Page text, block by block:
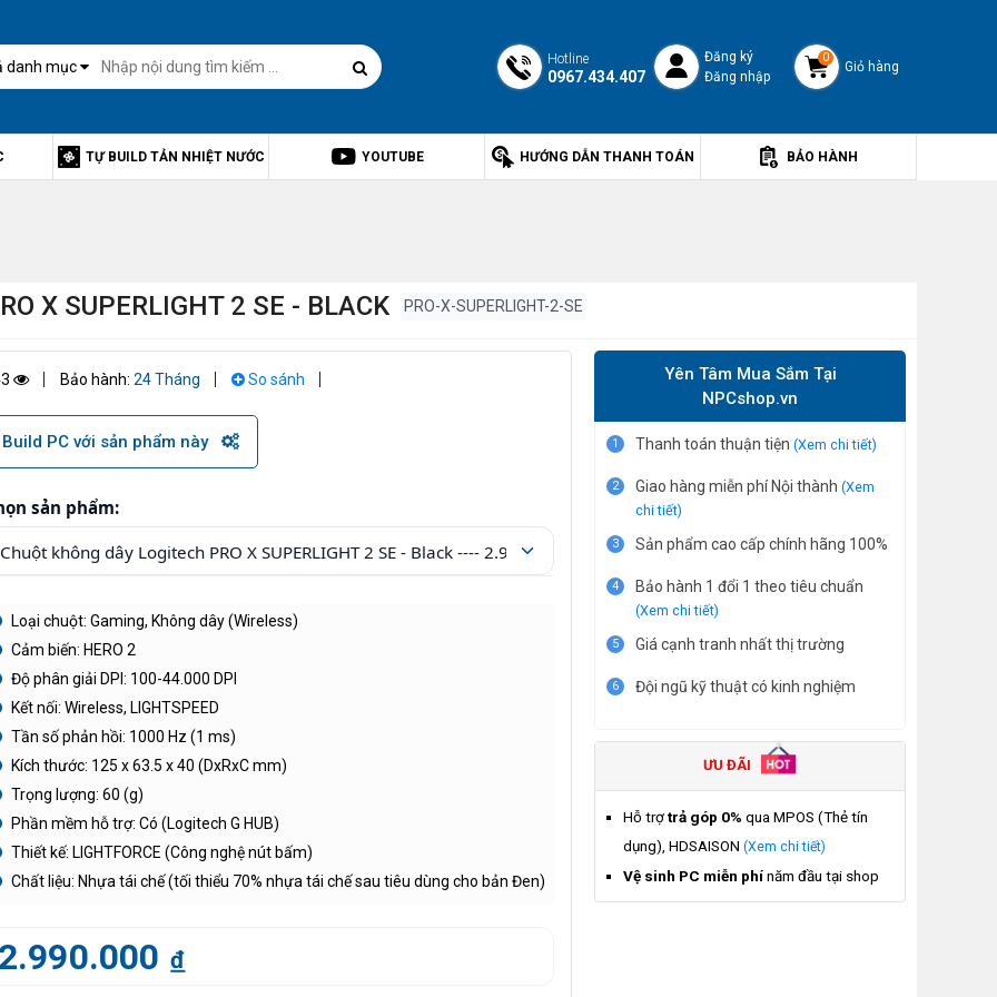
danh mục Hotline
0967.434.407
Đăng ký
Đăng nhập
0
Giỏ hàng
TỰ BUILD TẢN NHIỆT NƯỚC YOUTUBE HƯỚNG DẪN THANH TOÁN BẢO HÀNH
X SUPERLIGHT 2 SE - BLACK PRO-X-SUPERLIGHT-2-SE
Bảo hành: 24 Tháng So sánh
Build PC với sản phẩm này
sản phẩm:
Loại chuột: Gaming, Không dây (Wireless)
Cảm biến: HERO 2
Độ phân giải DPI: 100-44.000 DPI
Kết nối: Wireless, LIGHTSPEED
Tần số phản hồi: 1000 Hz (1 ms)
Kích thước: 125 x 63.5 x 40 (DxRxC mm)
Trọng lượng: 60 (g)
Phần mềm hỗ trợ: Có (Logitech G HUB)
Thiết kế: LIGHTFORCE (Công nghệ nút bấm)
Chất liệu: Nhựa tái chế (tối thiểu 70% nhựa tái chế sau tiêu dùng cho bản Đen)
đ
Yên Tâm Mua Sắm Tại
NPCshop.vn
1 Thanh toán thuận tiện (Xem chi tiết)
2 Giao hàng miễn phí Nội thành (Xem
chi tiết)
3 Sản phẩm cao cấp chính hãng 100%
4 Bảo hành 1 đổi 1 theo tiêu chuẩn
(Xem chi tiết)
5 Giá cạnh tranh nhất thị trường
6 Đội ngũ kỹ thuật có kinh nghiệm
ƯU ĐÃI
Hỗ trợtrả góp 0% qua MPOS (Thẻ tín
dụng), HDSAISON (Xem chi tiết)
Vệ sinh PC miễn phínăm đầu tại shop